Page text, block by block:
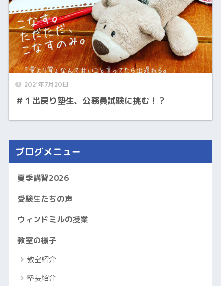
2021年7月20日
＃１出戻り塾生、公務員試験に挑む！？
ブログメニュー
夏季講習2026
受験生たちの声
ウィンドミルの授業
教室の様子
教室紹介
塾長紹介